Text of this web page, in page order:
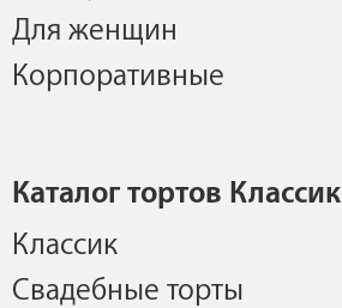
Для женщин
Корпоративные
Каталог тортов Классик
Классик
Свадебные торты